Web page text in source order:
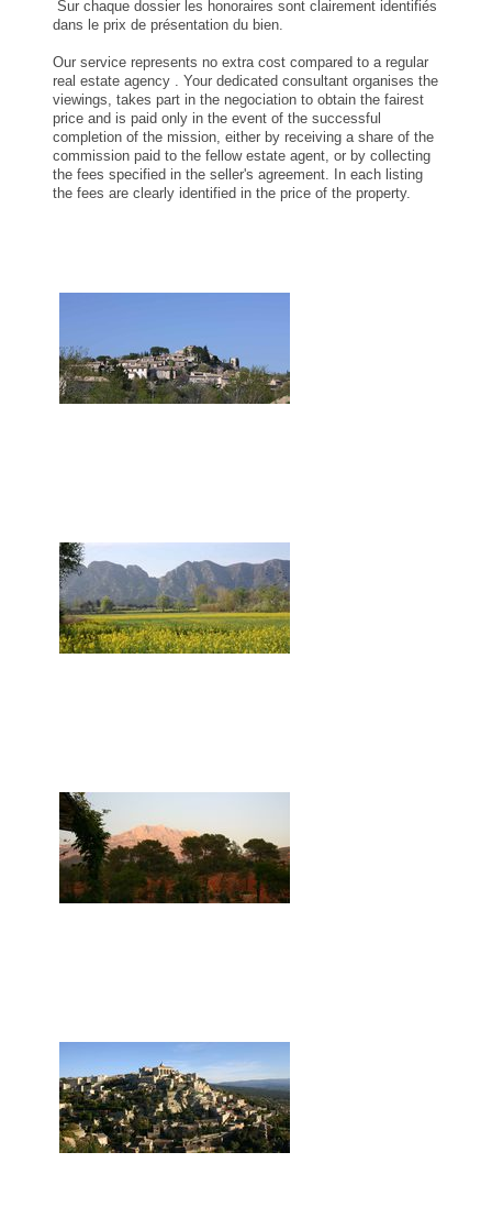
Sur chaque dossier les honoraires sont clairement identifiés
dans le prix de présentation du bien.
Our service represents no extra cost compared to a regular
real estate agency . Your dedicated consultant organises the
viewings, takes part in the negociation to obtain the fairest
price and is paid only in the event of the successful
completion of the mission, either by receiving a share of the
commission paid to the fellow estate agent, or by collecting
the fees specified in the seller's agreement. In each listing
the fees are clearly identified in the price of the property.